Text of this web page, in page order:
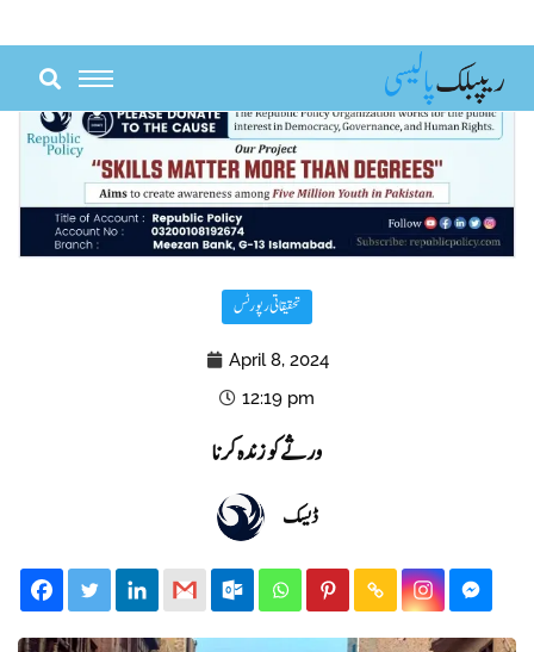
content
تحقیقاتی رپورٹس
April 8, 2024
12:19 pm
ورثے کو زندہ کرنا
ڈیسک